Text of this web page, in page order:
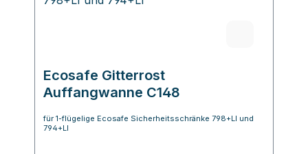
Ecosafe Gitterrost
Auffangwanne C148
für 1-flügelige Ecosafe Sicherheitsschränke 798+LI und
794+LI